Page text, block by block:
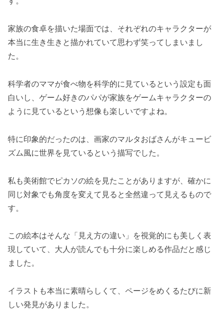
家族の食卓を描いた場面では、それぞれのキャラクターが
本当に生き生きと描かれていて思わず笑ってしまいまし
た。
科学者のママが食べ物を科学的に見ているという設定も面
白いし、ゲーム好きのパパが家族をゲームキャラクターの
ように見ているという想像も楽しいですよね。
特に印象的だったのは、画家のマルタおばさんがキュービ
ズム風に世界を見ているという描写でした。
私も美術館でピカソの絵を見たことがありますが、確かに
同じ対象でも角度を変えて見ると全然違って見えるもので
す。
この絵本はそんな「見え方の違い」を視覚的にも美しく表
現していて、大人が読んでも十分に楽しめる作品だと感じ
ました。
イラストも本当に素晴らしくて、ページをめくるたびに新
しい発見がありました。